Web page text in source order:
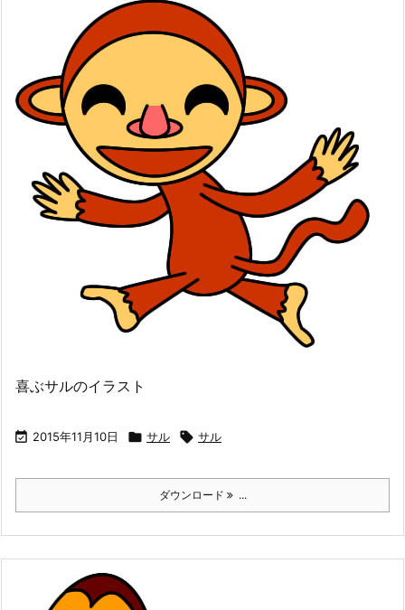
喜ぶサルのイラスト
 2015年11月10日  サル  サル
ダウンロード ...